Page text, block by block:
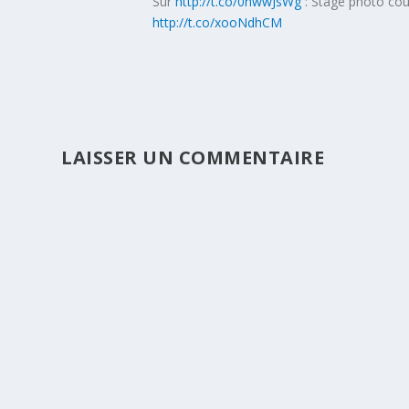
http://t.co/xooNdhCM
LAISSER UN COMMENTAIRE